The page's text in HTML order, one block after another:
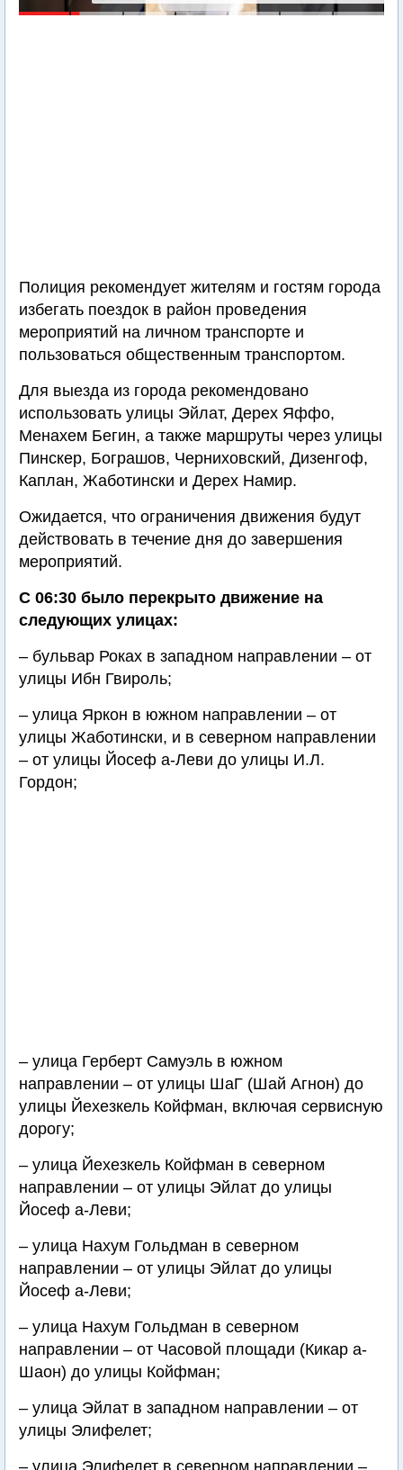
Полиция рекомендует жителям и гостям города
избегать поездок в район проведения
мероприятий на личном транспорте и
пользоваться общественным транспортом.
Для выезда из города рекомендовано
использовать улицы Эйлат, Дерех Яффо,
Менахем Бегин, а также маршруты через улицы
Пинскер, Бограшов, Черниховский, Дизенгоф,
Каплан, Жаботински и Дерех Намир.
Ожидается, что ограничения движения будут
действовать в течение дня до завершения
мероприятий.
С 06:30 было перекрыто движение на
следующих улицах:
– бульвар Роках в западном направлении – от
улицы Ибн Гвироль;
– улица Яркон в южном направлении – от
улицы Жаботински, и в северном направлении
– от улицы Йосеф а-Леви до улицы И.Л.
Гордон;
– улица Герберт Самуэль в южном
направлении – от улицы ШаГ (Шай Агнон) до
улицы Йехезкель Койфман, включая сервисную
дорогу;
– улица Йехезкель Койфман в северном
направлении – от улицы Эйлат до улицы
Йосеф а-Леви;
– улица Нахум Гольдман в северном
направлении – от улицы Эйлат до улицы
Йосеф а-Леви;
– улица Нахум Гольдман в северном
направлении – от Часовой площади (Кикар а-
Шаон) до улицы Койфман;
– улица Эйлат в западном направлении – от
улицы Элифелет;
– улица Элифелет в северном направлении –